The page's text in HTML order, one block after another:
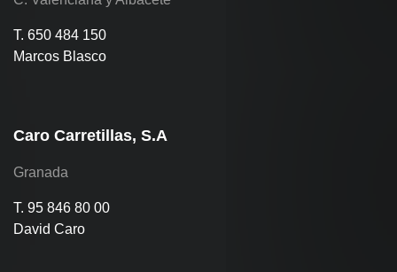
T. 650 484 150
Marcos Blasco
Caro Carretillas, S.A
Granada
T. 95 846 80 00
David Caro